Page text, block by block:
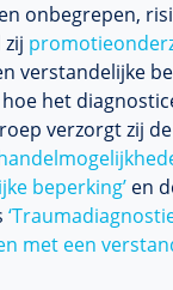
onbegrepen,
verstandelijke
het
verzorgt zij
beperking’ en
met een